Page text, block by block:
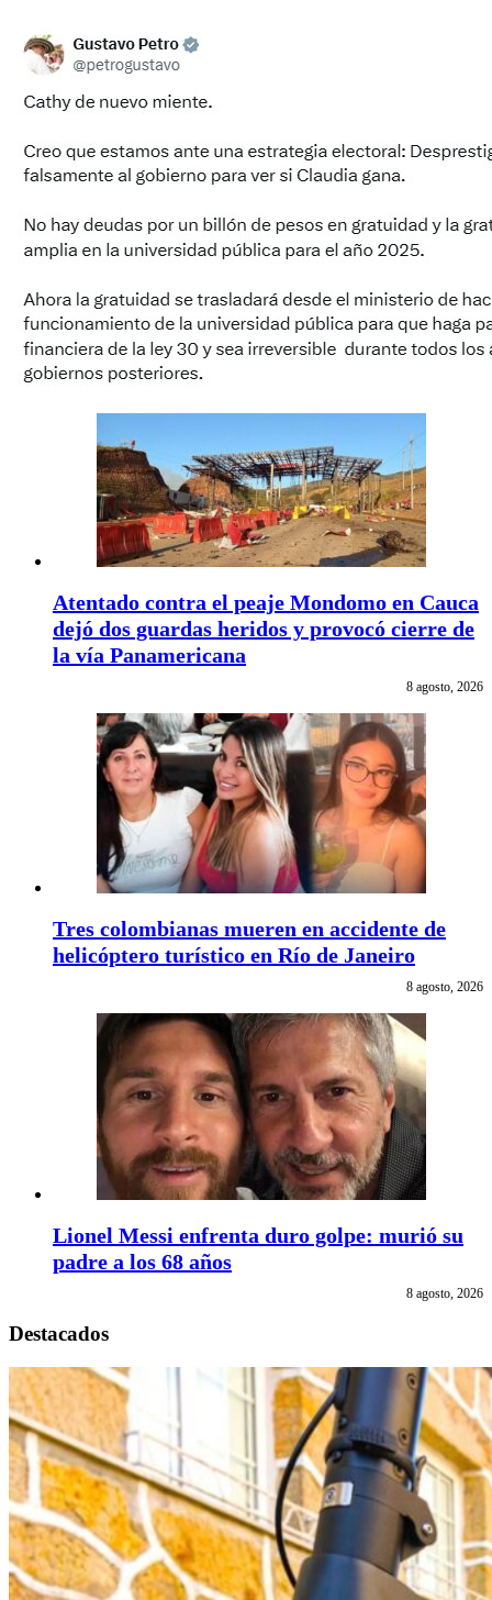
Atentado contra el peaje Mondomo en Cauca
dejó dos guardas heridos y provocó cierre de
la vía Panamericana
8 agosto, 2026
Tres colombianas mueren en accidente de
helicóptero turístico en Río de Janeiro
8 agosto, 2026
Lionel Messi enfrenta duro golpe: murió su
padre a los 68 años
8 agosto, 2026
Destacados